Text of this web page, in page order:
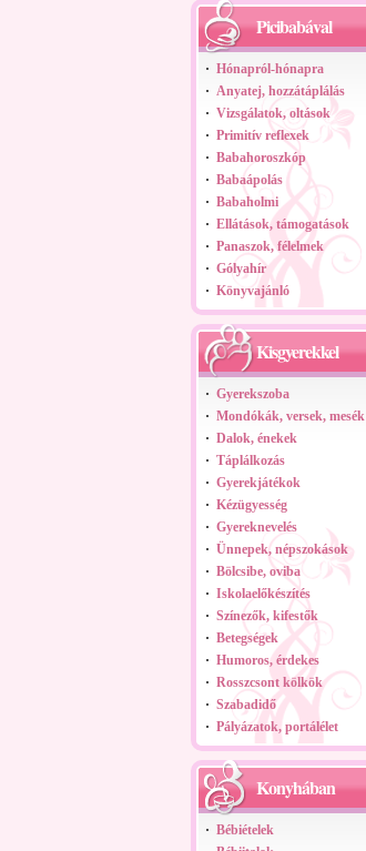
Picibabával
Hónapról-hónapra
Anyatej, hozzátáplálás
Vizsgálatok, oltások
Primitív reflexek
Babahoroszkóp
Babaápolás
Babaholmi
Ellátások, támogatások
Panaszok, félelmek
Gólyahír
Könyvajánló
Kisgyerekkel
Gyerekszoba
Mondókák, versek, mesék
Dalok, énekek
Táplálkozás
Gyerekjátékok
Kézügyesség
Gyereknevelés
Ünnepek, népszokások
Bölcsibe, oviba
Iskolaelőkészítés
Színezők, kifestők
Betegségek
Humoros, érdekes
Rosszcsont kölkök
Szabadidő
Pályázatok, portálélet
Konyhában
Bébiételek